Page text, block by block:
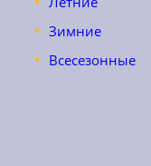
Зимние
Всесезонные